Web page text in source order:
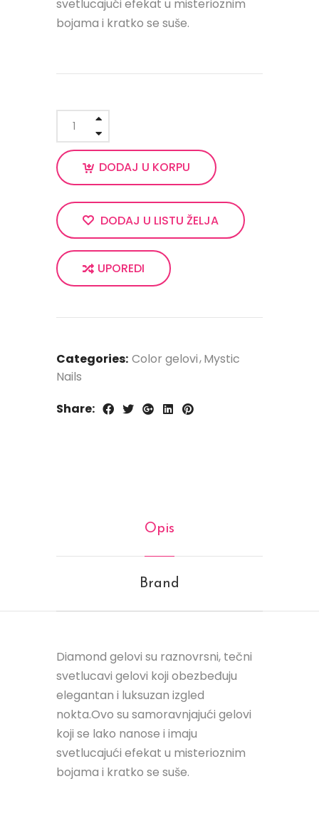
svetlucajući efekat u misterioznim
bojama i kratko se suše.
DODAJ U KORPU
DODAJ U LISTU ŽELJA
UPOREDI
Categories: Color gelovi Mystic
Nails
Share:
Opis
Brand
Diamond gelovi su raznovrsni, tečni
svetlucavi gelovi koji obezbeđuju
elegantan i luksuzan izgled
nokta.Ovo su samoravnjajući gelovi
koji se lako nanose i imaju
svetlucajući efekat u misterioznim
bojama i kratko se suše.